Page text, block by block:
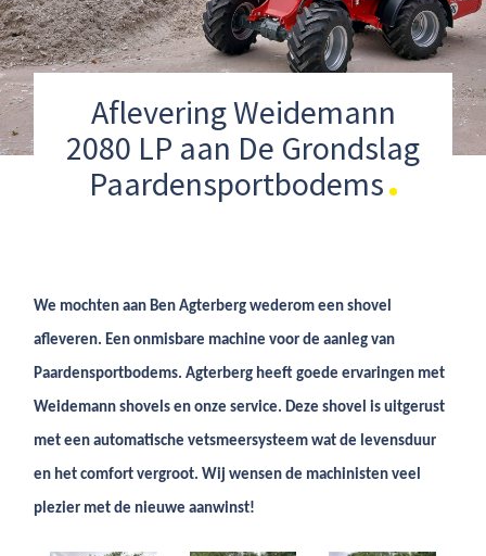
Aflevering Weidemann
2080 LP aan De Grondslag
Paardensportbodems
We mochten aan Ben Agterberg wederom een shovel
afleveren. Een onmisbare machine voor de aanleg van
Paardensportbodems. Agterberg heeft goede ervaringen met
Weidemann shovels en onze service. Deze shovel is uitgerust
met een automatische vetsmeersysteem wat de levensduur
en het comfort vergroot. Wij wensen de machinisten veel
plezier met de nieuwe aanwinst!